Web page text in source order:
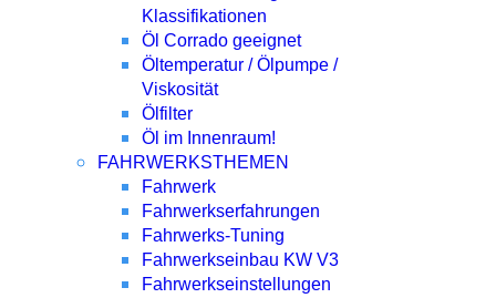
Klassifikationen
Öl Corrado geeignet
Öltemperatur / Ölpumpe /
Viskosität
Ölfilter
Öl im Innenraum!
FAHRWERKSTHEMEN
Fahrwerk
Fahrwerkserfahrungen
Fahrwerks-Tuning
Fahrwerkseinbau KW V3
Fahrwerkseinstellungen